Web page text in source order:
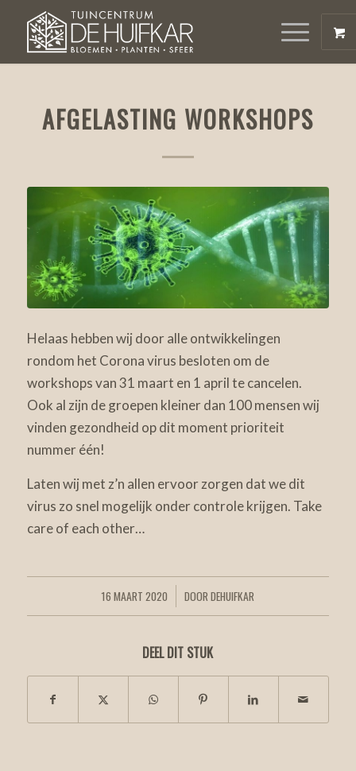
AFGELASTING WORKSHOPS
Helaas hebben wij door alle ontwikkelingen
rondom het Corona virus besloten om de
workshops van 31 maart en 1 april te cancelen.
Ook al zijn de groepen kleiner dan 100 mensen wij
vinden gezondheid op dit moment prioriteit
nummer één!
Laten wij met z’n allen ervoor zorgen dat we dit
virus zo snel mogelijk onder controle krijgen. Take
care of each other…
16 MAART 2020
/ DOORDEHUIFKAR
DEEL DIT STUK